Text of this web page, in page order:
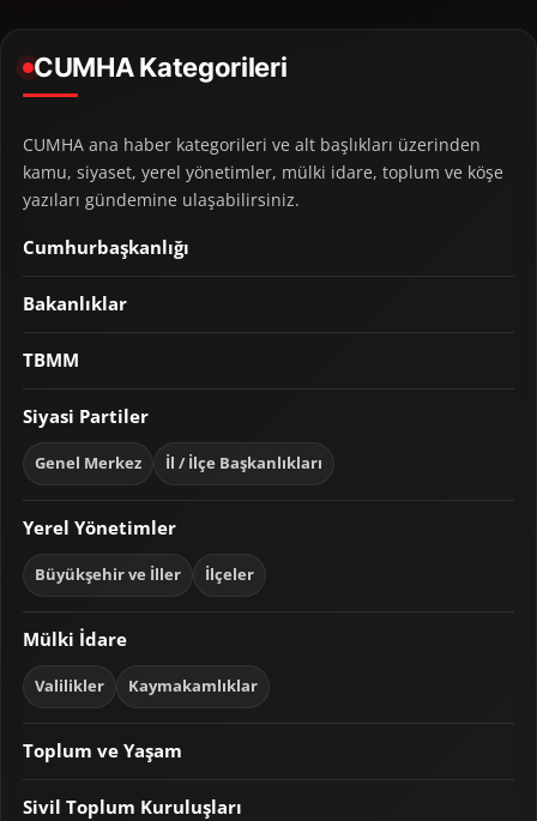
CUMHA Kategorileri
CUMHA ana haber kategorileri ve alt başlıkları üzerinden
kamu, siyaset, yerel yönetimler, mülki idare, toplum ve köşe
yazıları gündemine ulaşabilirsiniz.
Cumhurbaşkanlığı
Bakanlıklar
TBMM
Siyasi Partiler
Genel Merkez İl / İlçe Başkanlıkları
Yerel Yönetimler
Büyükşehir ve İller İlçeler
Mülki İdare
Valilikler Kaymakamlıklar
Toplum ve Yaşam
Sivil Toplum Kuruluşları